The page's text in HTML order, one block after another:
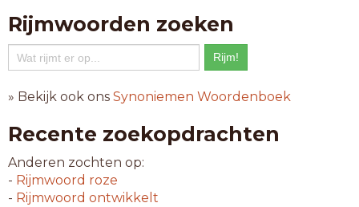
abseil
afpeil
afzeil
bezeil
dewijl
inzeil
omzeil
onheil
razeil
reveil
Rijmwoorden zoeken
» Bekijk ook ons Synoniemen Woordenboek
Recente zoekopdrachten
Anderen zochten op:
- Rijmwoord roze
- Rijmwoord ontwikkelt